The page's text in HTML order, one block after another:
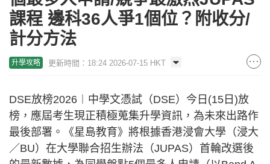
課程 邊科36人爭1個位？附收分/
計分方法
升學攻略 更新時間：18:24 2026-07-15 HKT
DSE放榜2026︱中學文憑試（DSE）今日(15日)放
榜，應屆考生現正積極蒐集升學資訊，為未來出路作
最後部署。《星島教育》將根據香港浸會大學（浸大
／BU）在大學聯合招生辦法（JUPAS）首輪改選後